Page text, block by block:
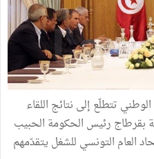
تتطلّع إلى نتائج اللقاء
بقرطاج رئيس الحكومة الحبيب
العام التونسي للشغل يتقدّمهم